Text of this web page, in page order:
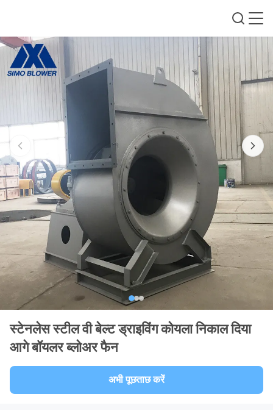
स्टेनलेस स्टील वी बेल्ट ड्राइविंग कोयला निकाल दिया
आगे बॉयलर ब्लोअर फैन
अभी पूछताछ करें